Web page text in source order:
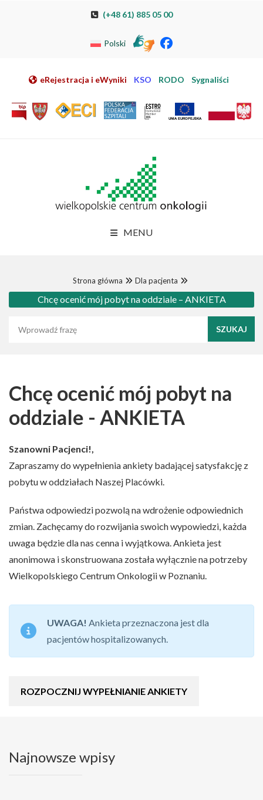
Przeskocz do nawigacji
Przejdź do mapy strony
Przejdź do elektronicznej rejestracji pacjenta
(+48 61) 885 05 00
Polski
eRejestracja i eWyniki KSO RODO Sygnaliści
MENU
Strona główna Dla pacjenta
Chcę ocenić mój pobyt na oddziale – ANKIETA
Chcę ocenić mój pobyt na
oddziale - ANKIETA
Szanowni Pacjenci!,
Zapraszamy do wypełnienia ankiety badającej satysfakcję z
pobytu w oddziałach Naszej Placówki.
Państwa odpowiedzi pozwolą na wdrożenie odpowiednich
zmian. Zachęcamy do rozwijania swoich wypowiedzi, każda
uwaga będzie dla nas cenna i wyjątkowa. Ankieta jest
anonimowa i skonstruowana została wyłącznie na potrzeby
Wielkopolskiego Centrum Onkologii w Poznaniu.
UWAGA! Ankieta przeznaczona jest dla
pacjentów hospitalizowanych.
ROZPOCZNIJ WYPEŁNIANIE ANKIETY
Najnowsze wpisy